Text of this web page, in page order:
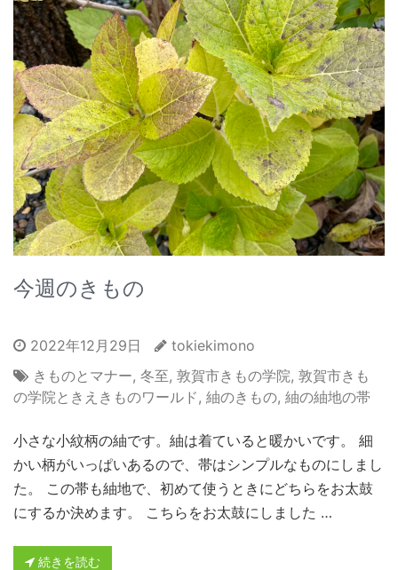
今週のきもの
2022年12月29日
tokiekimono
きものとマナー, 冬至, 敦賀市きもの学院, 敦賀市きも
の学院ときえきものワールド , 紬のきもの, 紬の紬地の帯
小さな小紋柄の紬です。紬は着ていると暖かいです。 細
かい柄がいっぱいあるので、帯はシンプルなものにしまし
た。 この帯も紬地で、初めて使うときにどちらをお太鼓
にするか決めます。 こちらをお太鼓にしました …
続きを読む